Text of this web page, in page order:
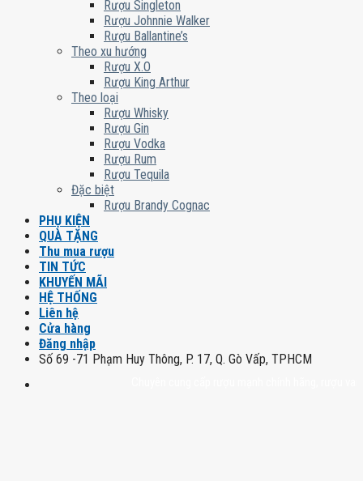
Rượu Singleton
Rượu Johnnie Walker
Rượu Ballantine’s
Theo xu hướng
Rượu X.O
Rượu King Arthur
Theo loại
Rượu Whisky
Rượu Gin
Rượu Vodka
Rượu Rum
Rượu Tequila
Đặc biệt
Rượu Brandy Cognac
PHỤ KIỆN
QUÀ TẶNG
Thu mua rượu
TIN TỨC
KHUYẾN MÃI
HỆ THỐNG
Liên hệ
Cửa hàng
Đăng nhập
Số 69 -71 Phạm Huy Thông, P. 17, Q. Gò Vấp, TPHCM